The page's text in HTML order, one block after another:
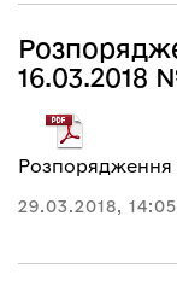
16.03.2018
Розпорядження
29.03.2018, 14:05